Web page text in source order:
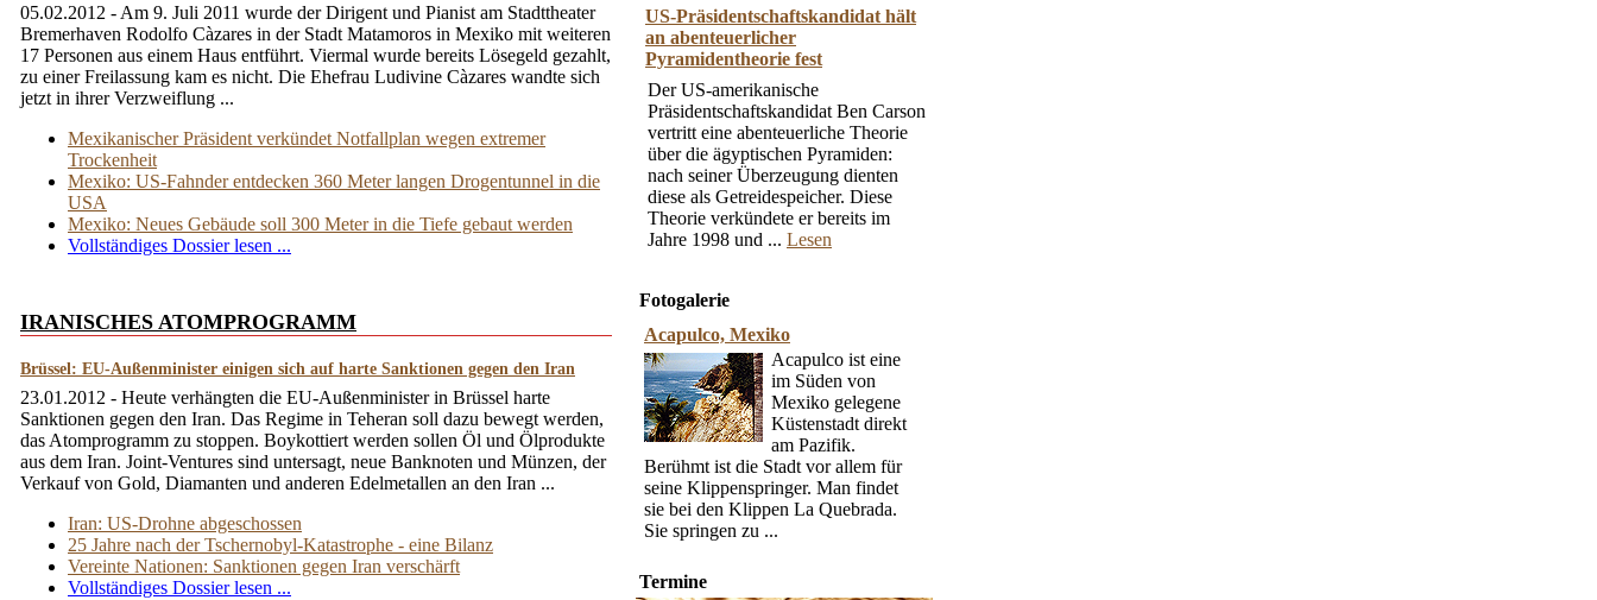
05.02.2012 - Am 9. Juli 2011 wurde der Dirigent und Pianist am Stadttheater
Bremerhaven Rodolfo Càzares in der Stadt Matamoros in Mexiko mit weiteren
17 Personen aus einem Haus entführt. Viermal wurde bereits Lösegeld gezahlt,
zu einer Freilassung kam es nicht. Die Ehefrau Ludivine Càzares wandte sich
jetzt in ihrer Verzweiflung ...
Mexikanischer Präsident verkündet Notfallplan wegen extremer
Trockenheit
Mexiko: US-Fahnder entdecken 360 Meter langen Drogentunnel in die
USA
Mexiko: Neues Gebäude soll 300 Meter in die Tiefe gebaut werden
Vollständiges Dossier lesen ...
IRANISCHES ATOMPROGRAMM
Brüssel: EU-Außenminister einigen sich auf harte Sanktionen gegen den Iran
23.01.2012 - Heute verhängten die EU-Außenminister in Brüssel harte
Sanktionen gegen den Iran. Das Regime in Teheran soll dazu bewegt werden,
das Atomprogramm zu stoppen. Boykottiert werden sollen Öl und Ölprodukte
aus dem Iran. Joint-Ventures sind untersagt, neue Banknoten und Münzen, der
Verkauf von Gold, Diamanten und anderen Edelmetallen an den Iran ...
Iran: US-Drohne abgeschossen
25 Jahre nach der Tschernobyl-Katastrophe - eine Bilanz
Vereinte Nationen: Sanktionen gegen Iran verschärft
Vollständiges Dossier lesen ...
US-Präsidentschaftskandidat hält
an abenteuerlicher
Pyramidentheorie fest
Der US-amerikanische
Präsidentschaftskandidat Ben Carson
vertritt eine abenteuerliche Theorie
über die ägyptischen Pyramiden:
nach seiner Überzeugung dienten
diese als Getreidespeicher. Diese
Theorie verkündete er bereits im
Jahre 1998 und ... Lesen
Fotogalerie
Acapulco, Mexiko
Acapulco ist eine
im Süden von
Mexiko gelegene
Küstenstadt direkt
am Pazifik.
Berühmt ist die Stadt vor allem für
seine Klippenspringer. Man findet
sie bei den Klippen La Quebrada.
Sie springen zu ...
Termine